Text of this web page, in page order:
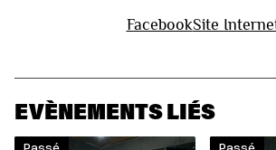
FacebookSite
EVÈNEMENTS LIÉS
Passé Passé